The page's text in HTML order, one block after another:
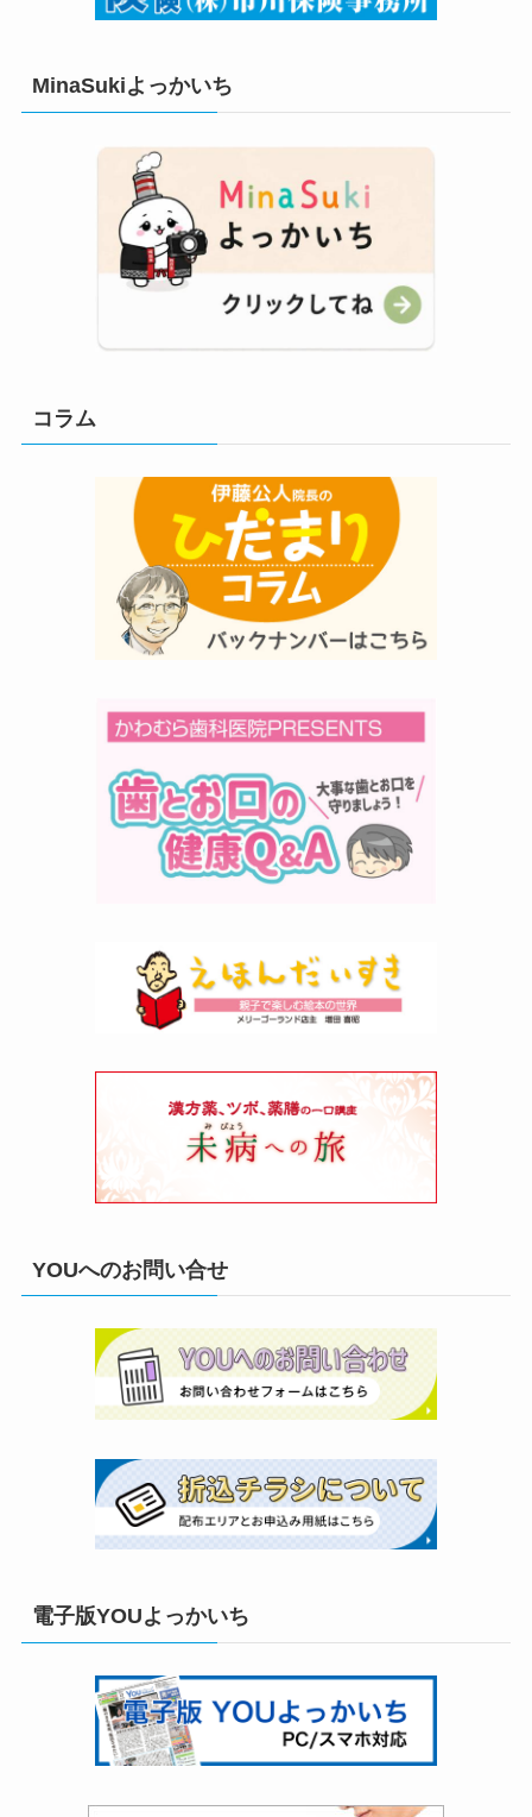
MinaSukiよっかいち
コラム
YOUへのお問い合せ
電子版YOUよっかいち